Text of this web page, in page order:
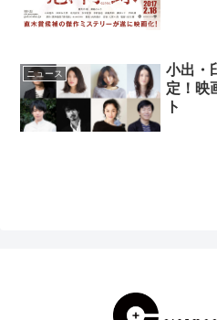
ニュース
小出・
定！映
ト